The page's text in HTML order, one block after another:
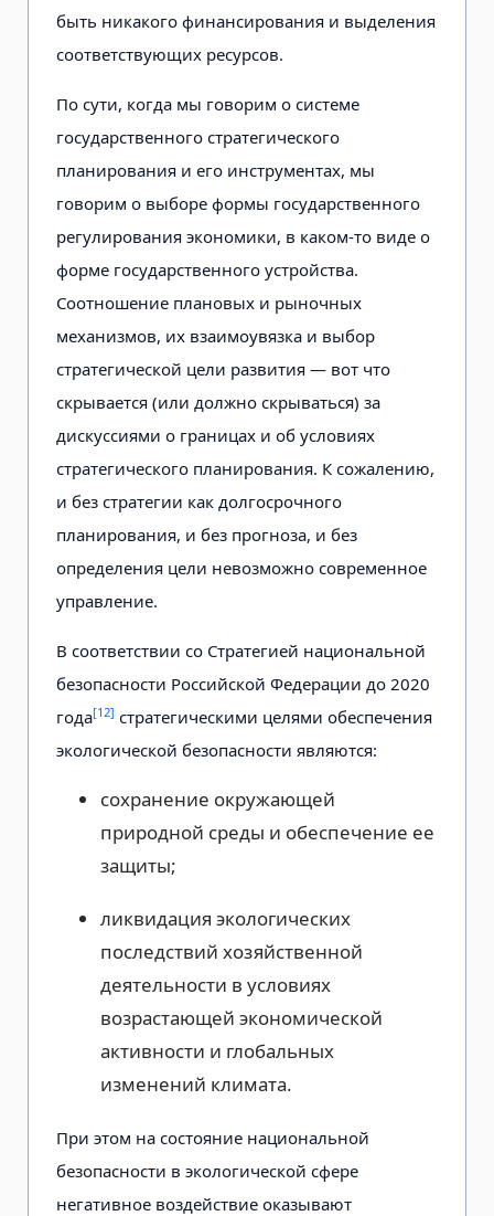
быть никакого финансирования и выделения
соответствующих ресурсов.
По сути, когда мы говорим о системе
государственного стратегического
планирования и его инструментах, мы
говорим о выборе формы государственного
регулирования экономики, в каком-то виде о
форме государственного устройства.
Соотношение плановых и рыночных
механизмов, их взаимоувязка и выбор
стратегической цели развития — вот что
скрывается (или должно скрываться) за
дискуссиями о границах и об условиях
стратегического планирования. К сожалению,
и без стратегии как долгосрочного
планирования, и без прогноза, и без
определения цели невозможно современное
управление.
В соответствии со Стратегией национальной
безопасности Российской Федерации до 2020
года[12] стратегическими целями обеспечения
экологической безопасности являются:
сохранение окружающей
природной среды и обеспечение ее
защиты;
ликвидация экологических
последствий хозяйственной
деятельности в условиях
возрастающей экономической
активности и глобальных
изменений климата.
При этом на состояние национальной
безопасности в экологической сфере
негативное воздействие оказывают